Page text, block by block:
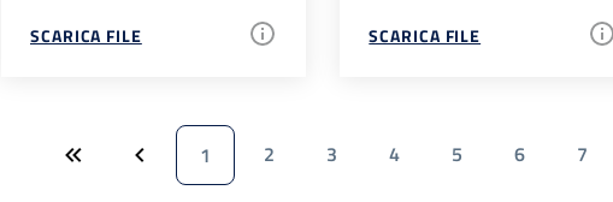
SCARICA FILE SCARICA FILE
1 2 3 4 5 6 7